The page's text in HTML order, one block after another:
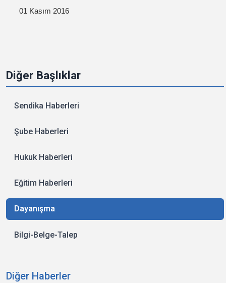
Diğer Başlıklar
Sendika Haberleri
Şube Haberleri
Hukuk Haberleri
Eğitim Haberleri
Dayanışma
Bilgi-Belge-Talep
Diğer Haberler
01 Kasım 2016